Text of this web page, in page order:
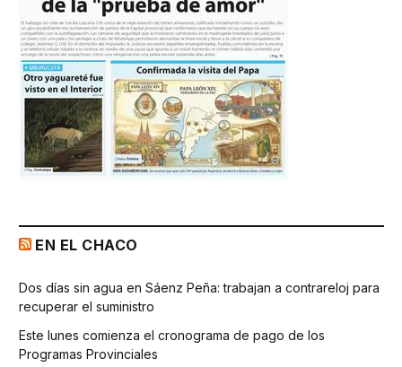
EN EL CHACO
Dos días sin agua en Sáenz Peña: trabajan a contrareloj para
recuperar el suministro
Este lunes comienza el cronograma de pago de los
Programas Provinciales